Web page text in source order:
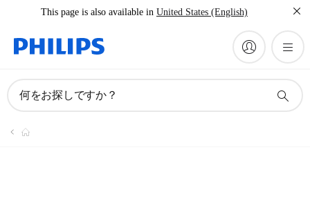
This page is also available in United States (English)
何をお探しですか？